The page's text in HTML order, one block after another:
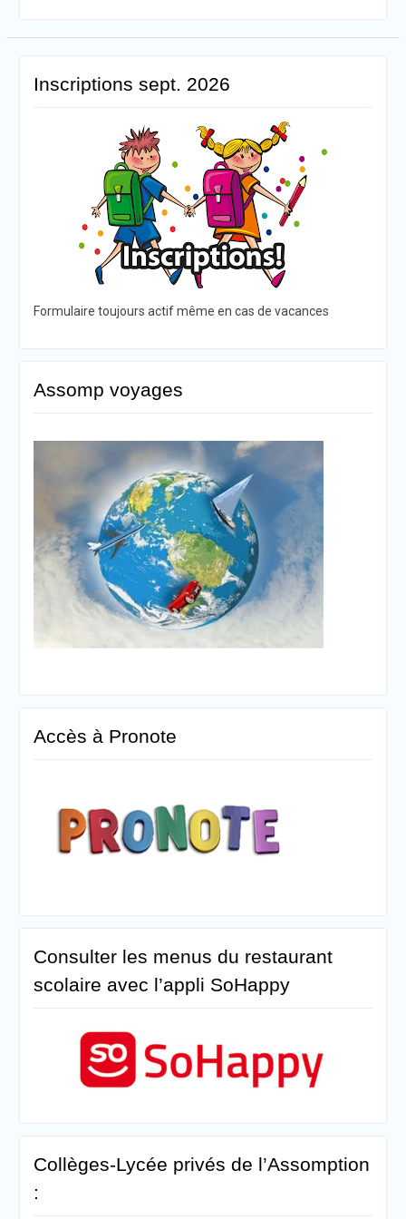
Inscriptions sept. 2026
Formulaire toujours actif même en cas de vacances
Assomp voyages
Accès à Pronote
Consulter les menus du restaurant
scolaire avec l’appli SoHappy
Collèges-Lycée privés de l’Assomption
: